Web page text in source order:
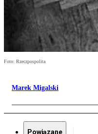
Foto: Rzeczpospolita
Marek Migalski
Powiązane